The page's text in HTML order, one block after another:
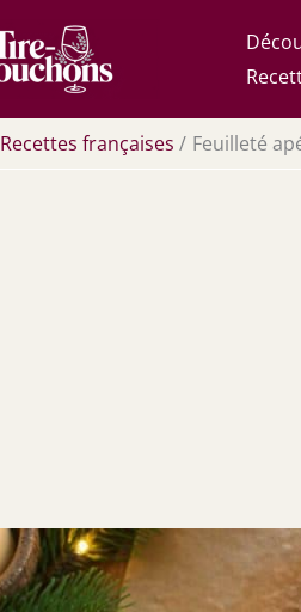
Recettes françaises Feuilleté